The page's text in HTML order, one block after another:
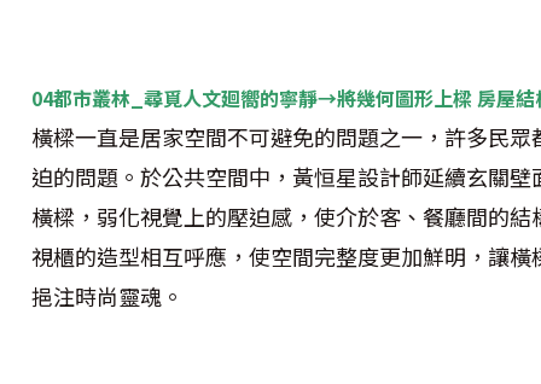
04都市叢林_尋覓人文廻嚮的寧靜→將幾何圖形上樑 房屋結
橫樑一直是居家空間不可避免的問題之一，許多民
迫的問題。於公共空間中，黃恒星設計師延續玄關
橫樑，弱化視覺上的壓迫感，使介於客、餐廳間的
視櫃的造型相互呼應，使空間完整度更加鮮明，讓
挹注時尚靈魂。